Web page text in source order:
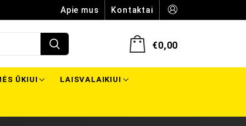
Apie mus Kontaktai
€0,00
ŪKIUI LAISVALAIKIUI